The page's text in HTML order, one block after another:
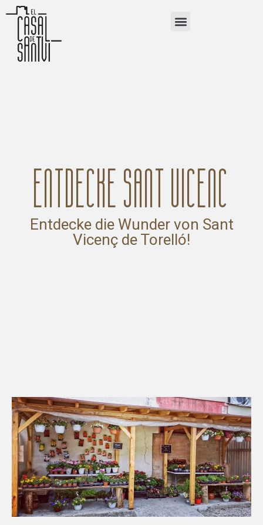
ENTDECKE SANT VICENÇ
Entdecke die Wunder von Sant
Vicenç de Torelló!